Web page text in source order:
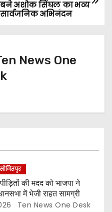
बने अशोक सिंघल का भव्य
सार्वजनिक अभिनंदन
News One
सोनितपुर
की मदद को भाजपा ने
में भेजी राहत सामग्री
Ten News One Desk